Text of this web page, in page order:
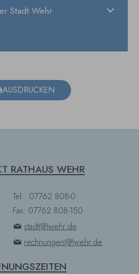
Stadt Wehr
AUSDRUCKEN
RATHAUS WEHR
Tel.: 07762 808-0
Fax: 07762 808-150
stadt(@)wehr.de
rechnungen(@)wehr.de